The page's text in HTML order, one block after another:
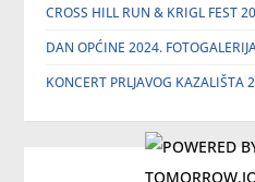
CROSS HILL RUN & KRIGL FEST
DAN OPĆINE 2024.
KONCERT PRLJAVOG KAZALIŠTA